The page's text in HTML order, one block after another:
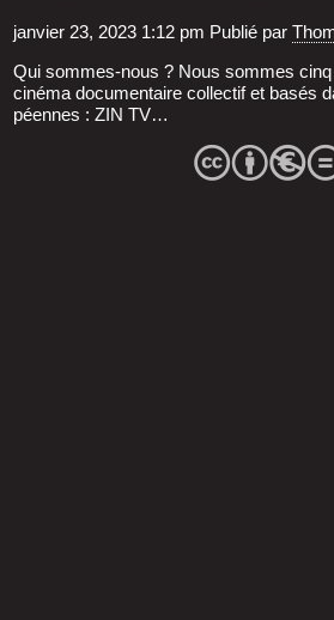
janvier 23, 2023 1:12 pm Publié par
Qui sommes-nous ? Nous sommes
ciné­ma docu­men­taire col­lec­tif et basés
péennes : ZIN TV…